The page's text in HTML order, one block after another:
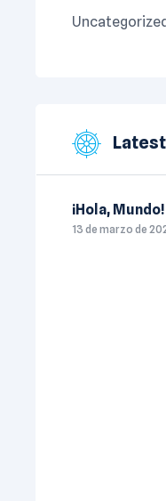
Uncategorized
¡Hola, Mundo!
13 de marzo de